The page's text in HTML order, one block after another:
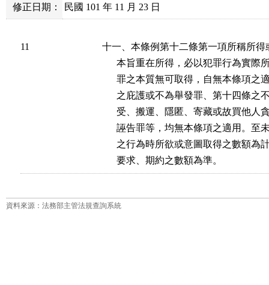
修正日期： 民國 101 年 11 月 23 日
11
十一、本條例第十二條第一項所稱所
本旨重在所得，必以犯罪行為實
罪之本質無可取得，自無本條項
之庇護或不為舉發罪、第十四條
受、搬運、隱匿、寄藏或故買他
誣告罪等，均無本條項之適用。
之行為時所欲或意圖取得之數額
      要求、期約之數額為準。
資料來源：法務部主管法規查詢系統